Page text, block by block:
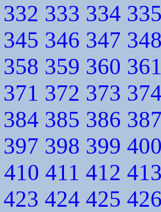
332 333 334
345 346 347
358 359 360
371 372 373
384 385 386
397 398 399
410 411 412
423 424 425